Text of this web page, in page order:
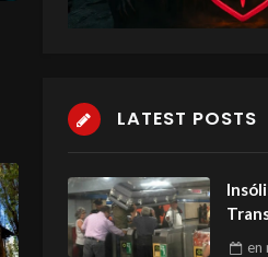
LATEST POSTS
enen